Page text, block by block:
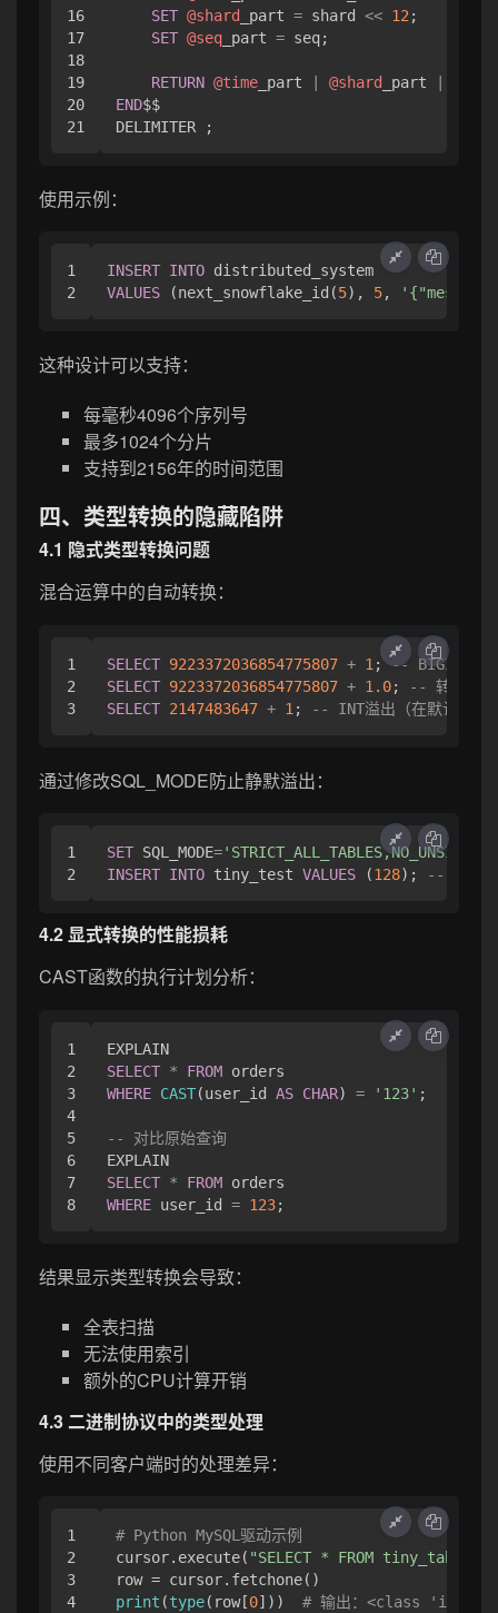
16
17
18
19
20
SET @shard _part = shard << 12 ;
SET @seq _part = seq;
RETURN @time _part @shard _part
END$$
使用示例：
1
INSERT INTO
VALUES (next_snowflake_id(5), 5,
这种设计可以支持：
每毫秒4096个序列号
最多1024个分片
支持到2156年的时间范围
四、类型转换的隐藏陷阱
4.1 隐式类型转换问题
混合运算中的自动转换：
1
2
SELECT 9223372036854775807 + 1 ; -- BIGINT溢
SELECT 9223372036854775807 + 1.0;
-- 转为
SELECT 2147483647 + 1 ; -- INT溢出（在默认配置
通过修改SQL_MODE防止静默溢出：
1
SET SQL_MODE=
INSERT INTO tiny_test VALUES (128); -- 显式
4.2 显式转换的性能损耗
CAST函数的执行计划分析：
1
2
3
4
5
6
7
SELECT * FROM
WHERE CAST(user_id AS CHAR) = '123' ;
-- 对比原始查询
SELECT * FROM
WHERE user_id = 123
结果显示类型转换会导致：
全表扫描
无法使用索引
额外的CPU计算开销
4.3 二进制协议中的类型处理
使用不同客户端时的处理差异：
1
2
3
4
# Python MySQL驱动示例
cursor.execute( "SELECT * FROM tiny_table"
print (type(row[0])) # 输出：<class 'int'>